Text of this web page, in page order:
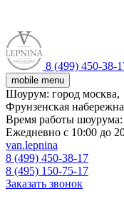
8 (499) 450-38-
mobile menu
Шоурум: город москва,
Фрунзенская
Время работы шоурума:
Ежедневно с 10:00 до
van.lepnina
8 (499) 450-38-17
8 (495) 150-75-17
Заказать звонок